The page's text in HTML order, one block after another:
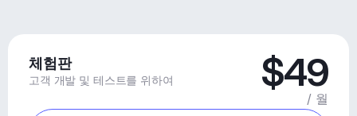
체험판
고객 개발 및 테스트를 위하여 $49
/ 월